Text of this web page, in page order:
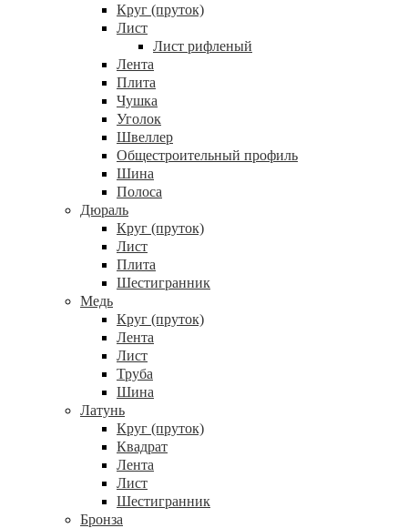
Круг (пруток)
Лист
Лист рифленый
Лента
Плита
Чушка
Уголок
Швеллер
Общестроительный профиль
Шина
Полоса
Дюраль
Круг (пруток)
Лист
Плита
Шестигранник
Медь
Круг (пруток)
Лента
Лист
Труба
Шина
Латунь
Круг (пруток)
Квадрат
Лента
Лист
Шестигранник
Бронза